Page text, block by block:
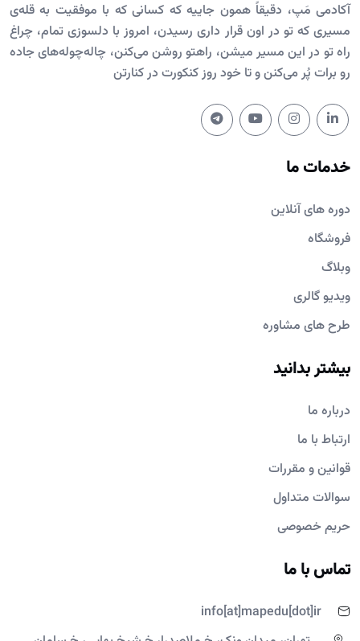
آکادمی مَپ، دقیقاً همون جاییه که کسانی که با موفقیت به قله‌ی
مسیری که تو در اون قرار داری رسیدن، امروز با دلسوزی تمام، چراغ
راه تو در این مسیر میشن، راهتو روشن می‌کنن، چاله‌چوله‌های جاده
رو برات پُر می‌کنن و تا خود روز کنکورت در کنارتن
خدمات ما
دوره های آنلاین
فروشگاه
وبلاگ
ویدیو گالری
طرح های مشاوره
بیشتر بدانید
درباره ما
ارتباط با ما
قوانین و مقررات
سوالات متداول
حریم خصوصی
تماس با ما
info[at]mapedu[dot]ir